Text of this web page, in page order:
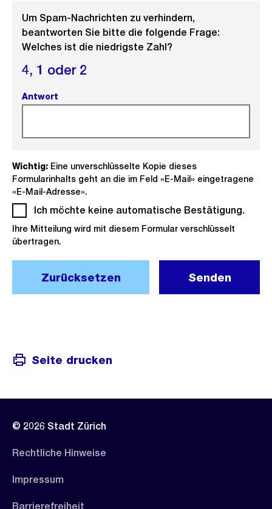
Um Spam-Nachrichten zu verhindern,
beantworten Sie bitte die folgende Frage:
Welches ist die niedrigste Zahl?
4, 1 oder 2
Antwort
Wichtig: Eine unverschlüsselte Kopie dieses
Formularinhalts geht an die im Feld «E-Mail» eingetragene
«E-Mail-Adresse».
Ich möchte keine automatische Bestätigung.
Ihre Mitteilung wird mit diesem Formular verschlüsselt
übertragen.
Zurücksetzen Senden
Seite drucken
© 2026 Stadt Zürich
Rechtliche Hinweise
Impressum
Barrierefreiheit